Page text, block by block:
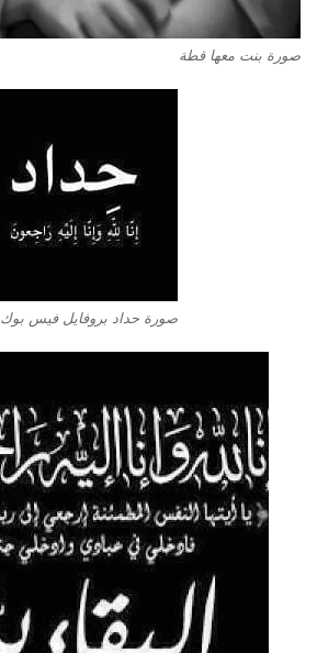
صورة بنت معها قطة
صورة حداد بروفايل فيس بوك